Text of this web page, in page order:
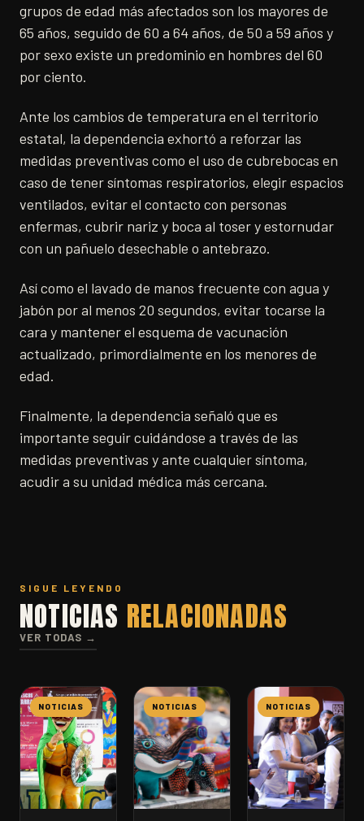
grupos de edad más afectados son los mayores de
65 años, seguido de 60 a 64 años, de 50 a 59 años y
por sexo existe un predominio en hombres del 60
por ciento.
Ante los cambios de temperatura en el territorio
estatal, la dependencia exhortó a reforzar las
medidas preventivas como el uso de cubrebocas en
caso de tener síntomas respiratorios, elegir espacios
ventilados, evitar el contacto con personas
enfermas, cubrir nariz y boca al toser y estornudar
con un pañuelo desechable o antebrazo.
Así como el lavado de manos frecuente con agua y
jabón por al menos 20 segundos, evitar tocarse la
cara y mantener el esquema de vacunación
actualizado, primordialmente en los menores de
edad.
Finalmente, la dependencia señaló que es
importante seguir cuidándose a través de las
medidas preventivas y ante cualquier síntoma,
acudir a su unidad médica más cercana.
SIGUE LEYENDO
NOTICIAS RELACIONADAS
VER TODAS →
NOTICIAS NOTICIAS NOTICIAS